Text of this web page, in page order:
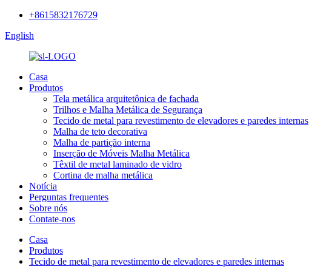
+8615832176729
English
Casa
Produtos
Tela metálica arquitetônica de fachada
Trilhos e Malha Metálica de Segurança
Tecido de metal para revestimento de elevadores e paredes internas
Malha de teto decorativa
Malha de partição interna
Inserção de Móveis Malha Metálica
Têxtil de metal laminado de vidro
Cortina de malha metálica
Notícia
Perguntas frequentes
Sobre nós
Contate-nos
Casa
Produtos
Tecido de metal para revestimento de elevadores e paredes internas